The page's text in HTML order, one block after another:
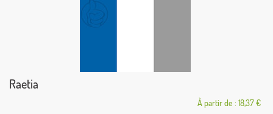
Raetia
À partir de : 18,37 €